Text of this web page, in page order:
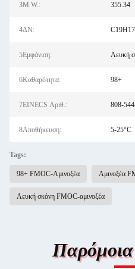
3M.W.: 355.34
4ΔΝ:
5Εμφάνιση: Λευκή
6Καθαρότητα: 98+
7EINECS Αριθ.: 808-
8Αποθήκευση: 5-25°C
Tags:
98+ FMOC-Αμινοξέα Αμινοξέα
Λευκή σκόνη FMOC-αμινοξέα